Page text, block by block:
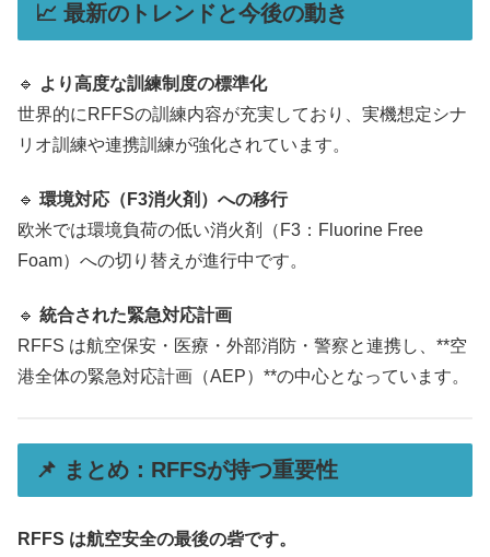
📈 最新のトレンドと今後の動き
🔹 より高度な訓練制度の標準化
世界的にRFFSの訓練内容が充実しており、実機想定シナ
リオ訓練や連携訓練が強化されています。
🔹 環境対応（F3消火剤）への移行
欧米では環境負荷の低い消火剤（F3：Fluorine Free
Foam）への切り替えが進行中です。
🔹 統合された緊急対応計画
RFFS は航空保安・医療・外部消防・警察と連携し、**空
港全体の緊急対応計画（AEP）**の中心となっています。
📌 まとめ：RFFSが持つ重要性
RFFS は航空安全の最後の砦です。